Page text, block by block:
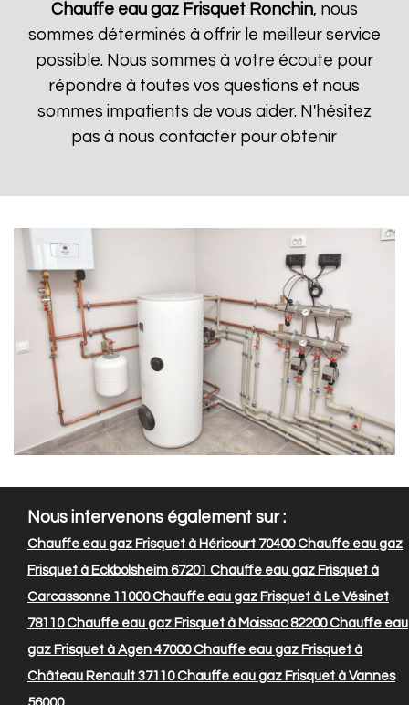
Chauffe eau gaz Frisquet Ronchin, nous
sommes déterminés à offrir le meilleur service
possible. Nous sommes à votre écoute pour
répondre à toutes vos questions et nous
sommes impatients de vous aider. N'hésitez
pas à nous contacter pour obtenir
Nous intervenons également sur :
Chauffe eau gaz Frisquet à Héricourt 70400Chauffe eau gaz
Frisquet à Eckbolsheim 67201 Chauffe eau gaz Frisquet à
Carcassonne 11000Chauffe eau gaz Frisquet à Le Vésinet
78110Chauffe eau gaz Frisquet à Moissac 82200Chauffe eau
gaz Frisquet à Agen 47000Chauffe eau gaz Frisquet à
Château Renault 37110Chauffe eau gaz Frisquet à Vannes